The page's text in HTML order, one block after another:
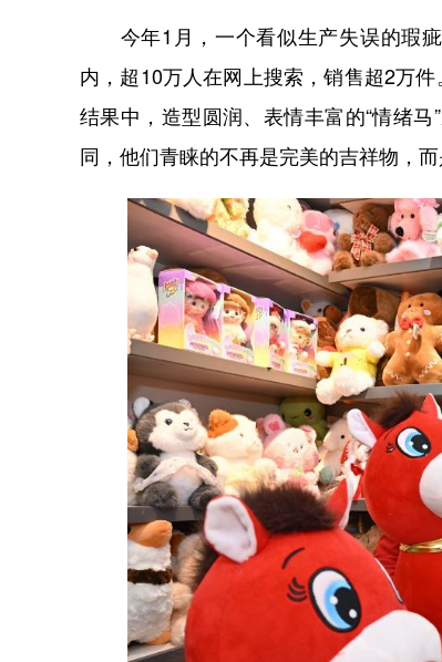
今年1月，一个看似生产失误的瑕疵
内，超10万人在网上搜索，销售超2万件
结果中，造型圆润、表情丰富的“情绪
同，他们青睐的不再是完美的吉祥物，